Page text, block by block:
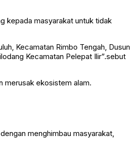
kepada masyarakat untuk tidak
Kecamatan Rimbo Tengah, Dusun
Kecamatan Pelepat Ilir”.sebut
merusak ekosistem alam.
menghimbau masyarakat,